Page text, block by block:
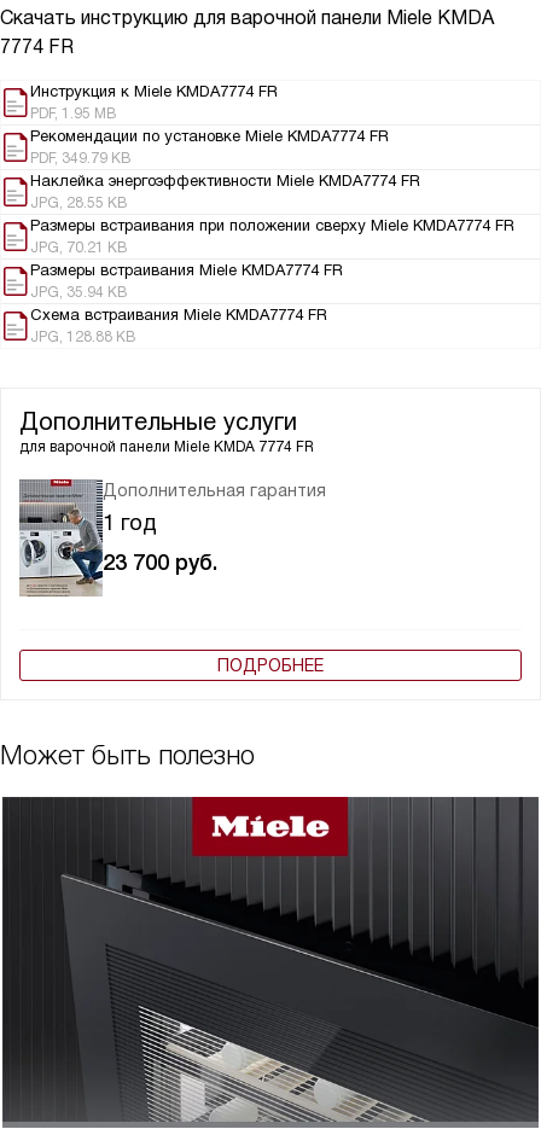
Скачать инструкцию для варочной панели Miele KMDA
7774 FR
Инструкция к Miele KMDA7774 FR
PDF, 1.95 MB
Рекомендации по установке Miele KMDA7774 FR
PDF, 349.79 KB
Наклейка энергоэффективности Miele KMDA7774 FR
JPG, 28.55 KB
Размеры встраивания при положении сверху Miele KMDA7774 FR
JPG, 70.21 KB
Размеры встраивания Miele KMDA7774 FR
JPG, 35.94 KB
Схема встраивания Miele KMDA7774 FR
JPG, 128.88 KB
Дополнительные услуги
для варочной панели Miele KMDA 7774 FR
Дополнительная гарантия
1 год
23 700 руб.
ПОДРОБНЕЕ
Может быть полезно